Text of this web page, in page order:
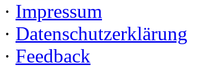
· Impressum
· Datenschutzerklärung
· Feedback